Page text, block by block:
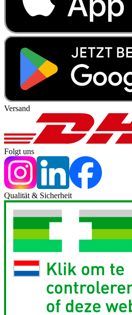
Versand
Folgt uns
Qualität & Sicherheit